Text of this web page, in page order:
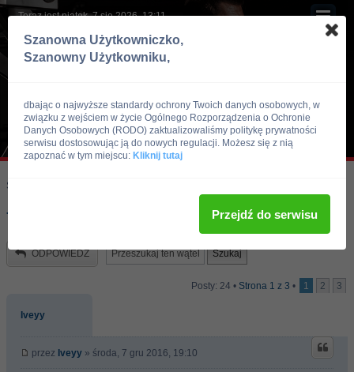
Teraz jest piątek, 7 sie 2026, 13:11
Skocz do:
Trening do oceny !!!
ODPOWIEDZ
Posty: 24 • Strona 1 z 3 • 1 2 3
Iveyy
przez Iveyy » środa, 7 gru 2016, 19:10
Szanowna Użytkowniczko,
Szanowny Użytkowniku,
dbając o najwyższe standardy ochrony Twoich danych osobowych, w
związku z wejściem w życie Ogólnego Rozporządzenia o Ochronie
Danych Osobowych (RODO) zaktualizowaliśmy politykę prywatności
serwisu dostosowując ją do nowych regulacji. Możesz się z nią
zapoznać w tym miejscu: Kliknij tutaj
Przejdź do serwisu